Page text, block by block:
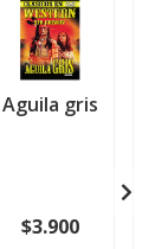
Aguila gris
$3.900